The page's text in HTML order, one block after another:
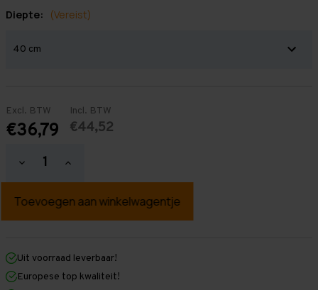
Diepte: (Vereist)
Excl. BTW
€36,79
Incl. BTW
€44,52
Hoeveelheid
verlagen
Grootvakstelling
Losse
Alle
afmetingen
-
Hoeveelheid
verhogen
Grootvakstelling
Losse
Alle
afmetingen
-
Uit voorraad leverbaar!
Europese top kwaliteit!